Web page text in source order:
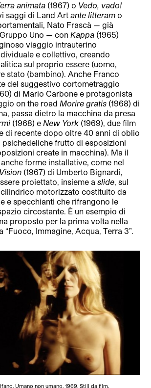
animata (1967) o Vedo, vado!
saggi di Land Artante litteramo
Nato Frascà — già
Uno — conKappa (1965)
viaggio intrauterino
e collettivo, creando
sul proprio essere (uomo,
stato (bambino). Anche Franco
del suggestivo cortometraggio
di Mario Carbone e protagonista
on the roadMorire gratis (1968) di
passa dietro la macchina da presa
(1968) eNew York (1969), due film
di recente dopo oltre 40 anni di oblio
psichedeliche frutto di esposizioni
create in macchina). Ma il
forme installative, come nel
(1967) di Umberto Bignardi,
proiettato, insieme aslide, sul
motorizzato costituito da
e specchianti che rifrangono le
circostante. È un esempio di
proposto per la prima volta nella
“Fuoco, Immagine, Acqua, Terra 3”.
Umano non umano, 1969. Still da film.